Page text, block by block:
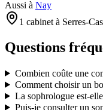
Aussi à Nay
1 cabinet à Serres-
Questions
Combien coûte une
Comment choisir un
La sophrologue est-
Puis-je consulter un